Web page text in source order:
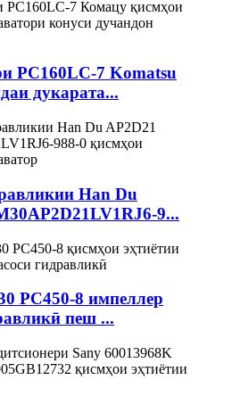
PC160LC-7 Komatsu
дукарата...
Han Du
9...
PC450-8 импеллер
пеш ...